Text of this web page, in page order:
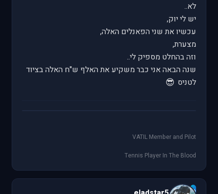
לא..
יש לי יוק,
עכשיו את שני הפאנלים האלה,
מצערת,
וזה בהחלט מספיק לי..
שנה הבאה אני כבר משקיע את האלף ש"ח האלה בציוד
לטניס 😎
VATIL Member and Pilot
Tennis Player In The Blood